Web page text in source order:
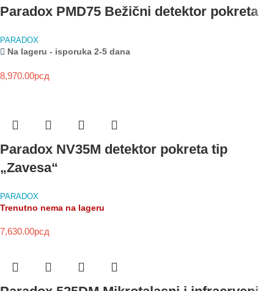
Paradox PMD75 Bežični detektor pokreta
PARADOX
Na lageru - isporuka 2-5 dana
8,970.00рсд
Paradox NV35M detektor pokreta tip
„Zavesa“
PARADOX
Trenutno nema na lageru
7,630.00рсд